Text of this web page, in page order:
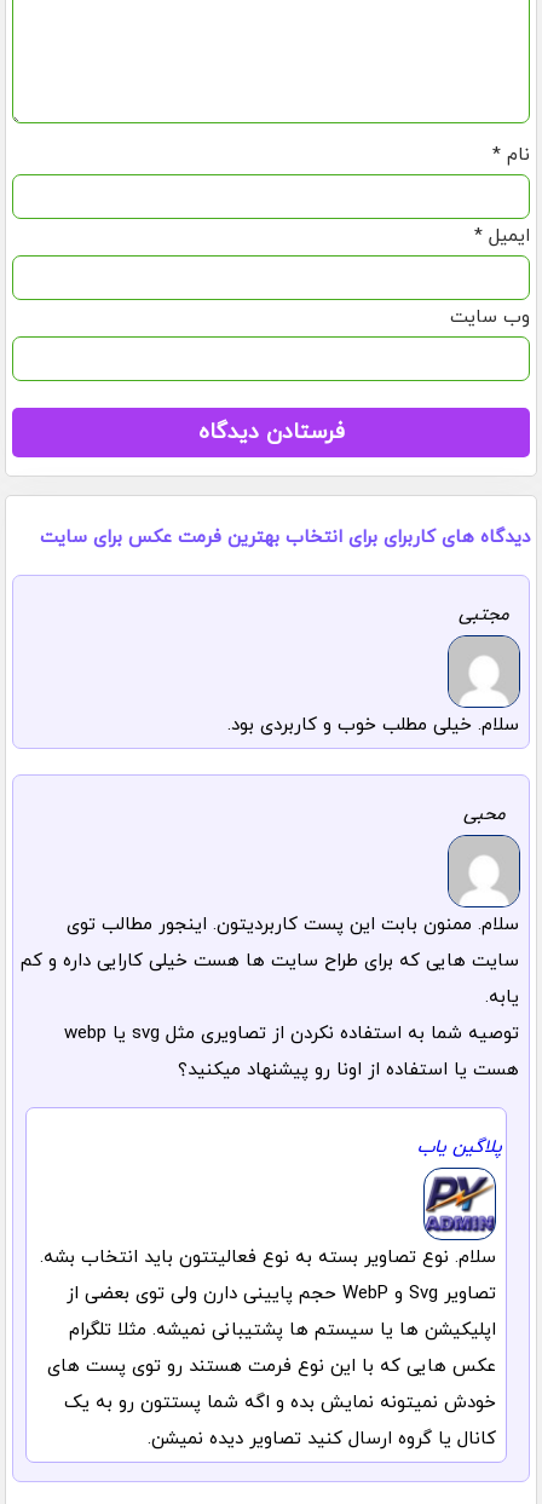
نام *
ایمیل *
وب‌ سایت
دیدگاه های کاربرای برای انتخاب بهترین فرمت عکس برای سایت
مجتبی
سلام. خیلی مطلب خوب و کاربردی بود.
محبی
سلام. ممنون بابت این پست کاربردیتون. اینجور مطالب توی
سایت هایی که برای طراح سایت ها هست خیلی کارایی داره و کم
یابه.
توصیه شما به استفاده نکردن از تصاویری مثل svg یا webp
هست یا استفاده از اونا رو پیشنهاد میکنید؟
پلاگین یاب
سلام. نوع تصاویر بسته به نوع فعالیتتون باید انتخاب بشه.
تصاویر Svg و WebP حجم پایینی دارن ولی توی بعضی از
اپلیکیشن ها یا سیستم ها پشتیبانی نمیشه. مثلا تلگرام
عکس هایی که با این نوع فرمت هستند رو توی پست های
خودش نمیتونه نمایش بده و اگه شما پستتون رو به یک
کانال یا گروه ارسال کنید تصاویر دیده نمیشن.